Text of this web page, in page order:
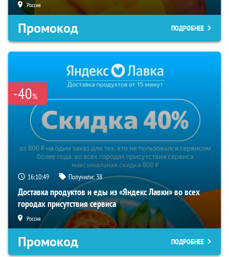
Россия
Промокод ПОДРОБНЕЕ
-40%
16:10:48 Получили:38
Доставка продуктов и еды из «Яндекс Лавки» во всех
городах присутствия сервиса
Россия
Промокод ПОДРОБНЕЕ